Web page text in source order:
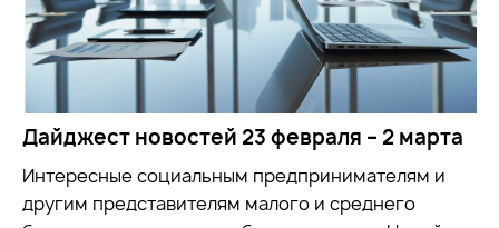
Дайджест новостей 23 февраля – 2 марта
Интересные социальным предпринимателям и
другим представителям малого и среднего